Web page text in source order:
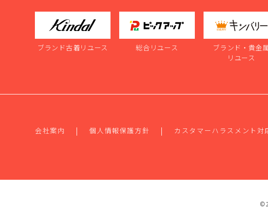
ブランド古着リユース 総合リユース
ブランド・貴金
リユース
会社案内 個人情報保護方針 カスタマーハラスメント対